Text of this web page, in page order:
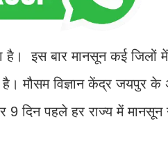
इस बार मानसून कई जिलों
मौसम विज्ञान केंद्र जयपुर के
दिन पहले हर राज्य में मानसून